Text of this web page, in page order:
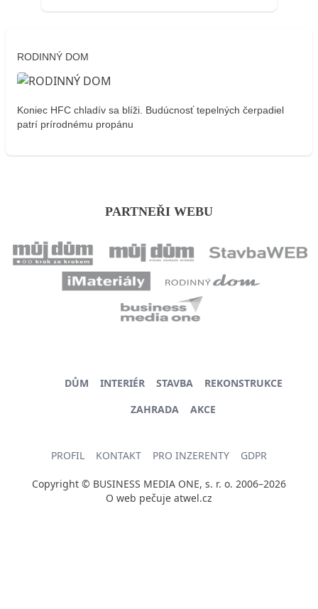
RODINNÝ DOM
Koniec HFC chladív sa blíži. Budúcnosť tepelných čerpadiel
patrí prírodnému propánu
PARTNEŘI WEBU
DŮM INTERIÉR STAVBA
REKONSTRUKCE
ZAHRADA
AKCE
PROFIL KONTAKT PRO INZERENTY GDPR
Copyright © BUSINESS MEDIA ONE, s. r. o. 2006–2026